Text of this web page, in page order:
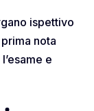
ispettivo
nota
e